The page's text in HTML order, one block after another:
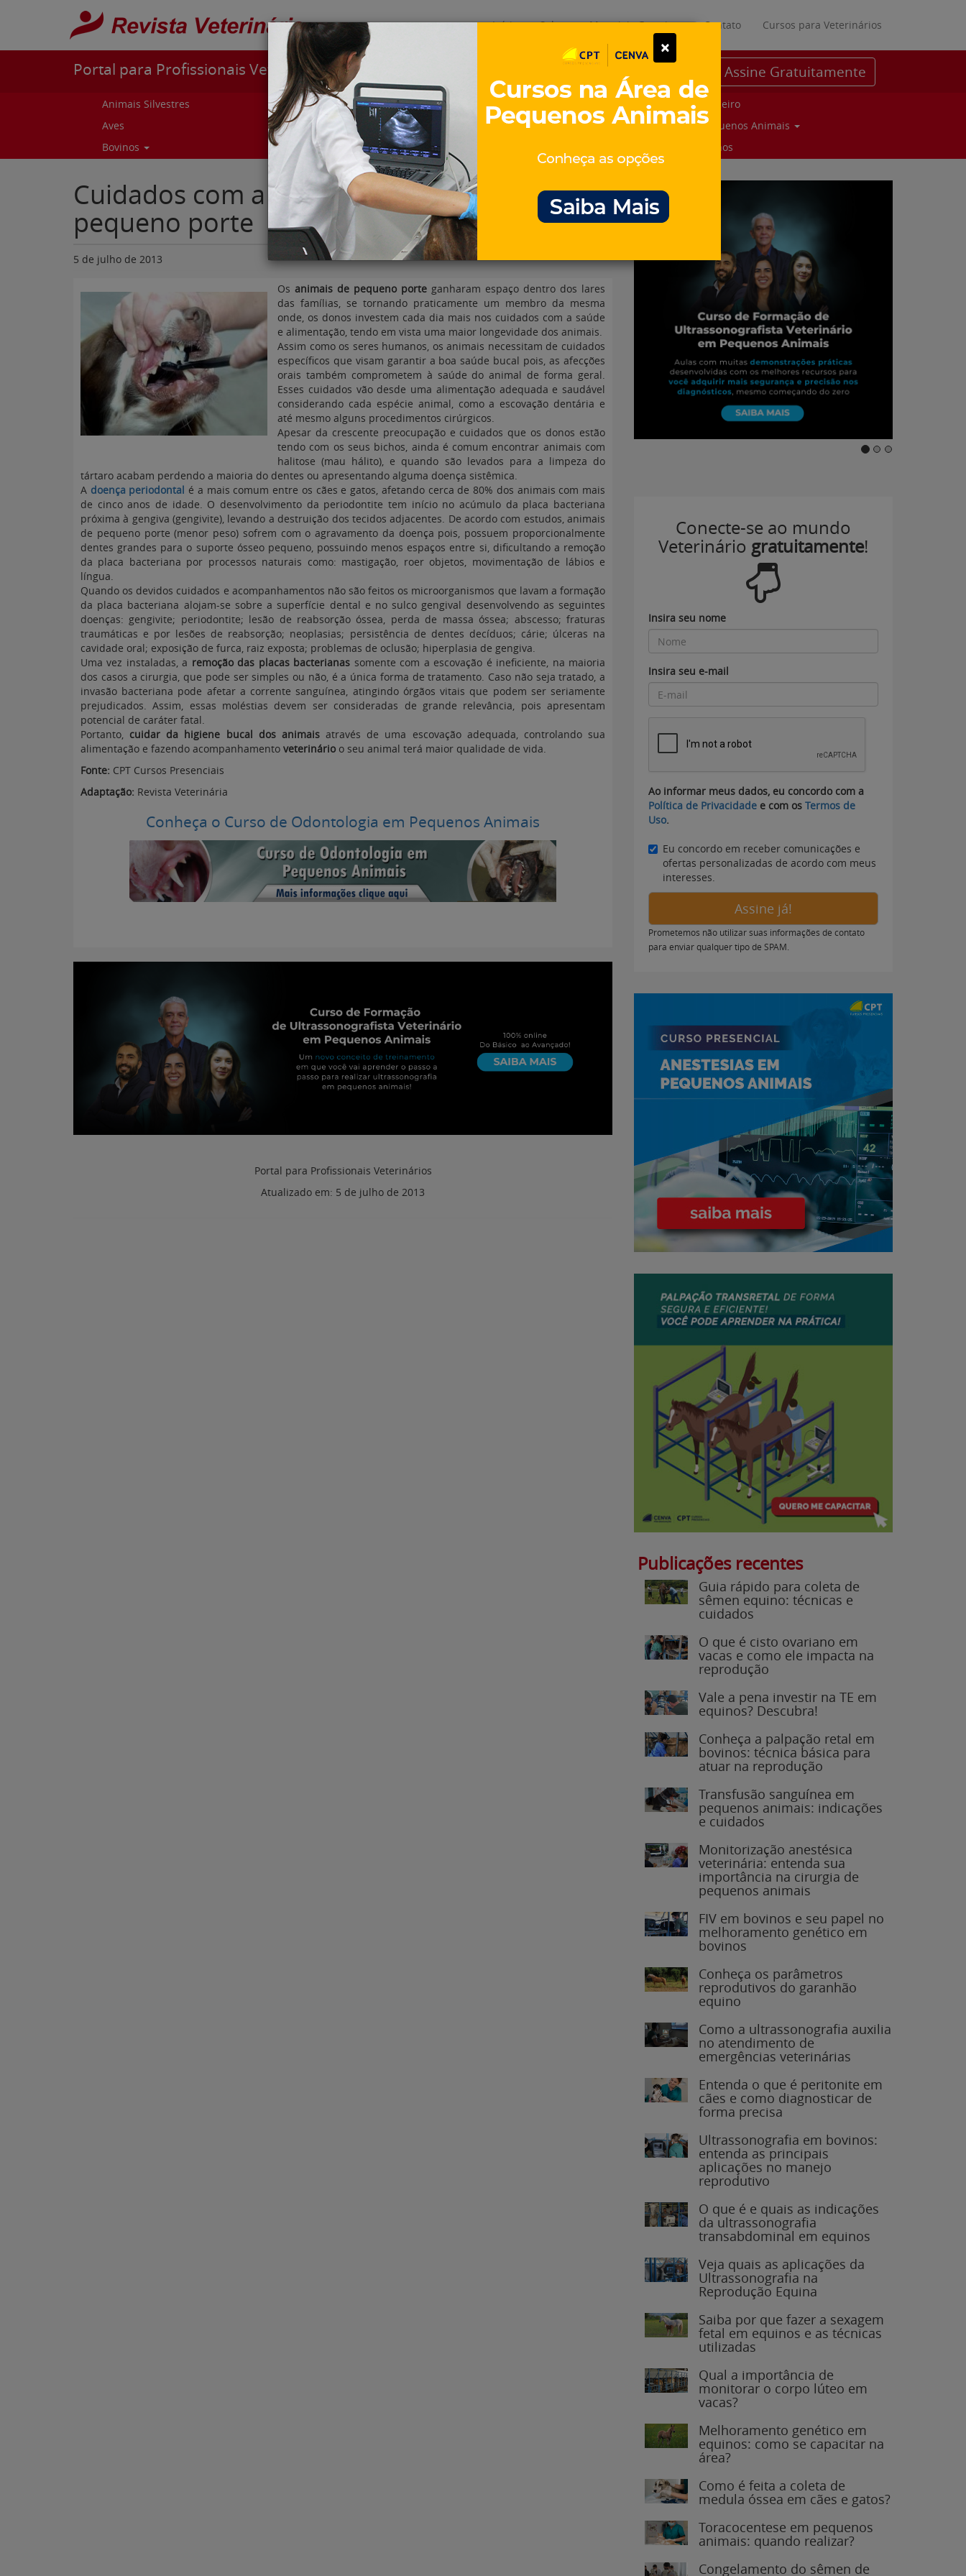
Pular para o conteúdo
Início Sobre Materiais Gratuitos Contato Cursos para Veterinários
Portal para Profissionais Veterinários Assine Gratuitamente
Animais Silvestres
Aves
Bovinos
Caprinos e ovinos
Curiosidades
Cursos e Eventos
Equinos
Parceiro
Pequenos Animais
Suinos
Cuidados com a saúde bucal de animais de
pequeno porte
5 de julho de 2013
Os animais de pequeno porte ganharam espaço dentro dos lares
das famílias, se tornando praticamente um membro da mesma
onde, os donos investem cada dia mais nos cuidados com a saúde
e alimentação, tendo em vista uma maior longevidade dos animais.
Assim como os seres humanos, os animais necessitam de cuidados
específicos que visam garantir a boa saúde bucal pois, as afecções
orais também comprometem à saúde do animal de forma geral.
Esses cuidados vão desde uma alimentação adequada e saudável
considerando cada espécie animal, como a escovação dentária e
até mesmo alguns procedimentos cirúrgicos.
Apesar da crescente preocupação e cuidados que os donos estão
tendo com os seus bichos, ainda é comum encontrar animais com
halitose (mau hálito), e quando são levados para a limpeza do
tártaro acabam perdendo a maioria do dentes ou apresentando alguma doença sistêmica.
A doença periodontal é a mais comum entre os cães e gatos, afetando cerca de 80% dos animais com mais
de cinco anos de idade. O desenvolvimento da periodontite tem início no acúmulo da placa bacteriana
próxima à gengiva (gengivite), levando a destruição dos tecidos adjacentes. De acordo com estudos, animais
de pequeno porte (menor peso) sofrem com o agravamento da doença pois, possuem proporcionalmente
dentes grandes para o suporte ósseo pequeno, possuindo menos espaços entre si, dificultando a remoção
da placa bacteriana por processos naturais como: mastigação, roer objetos, movimentação de lábios e
língua.
Quando os devidos cuidados e acompanhamentos não são feitos os microorganismos que lavam a formação
da placa bacteriana alojam-se sobre a superfície dental e no sulco gengival desenvolvendo as seguintes
doenças: gengivite; periodontite; lesão de reabsorção óssea, perda de massa óssea; abscesso; fraturas
traumáticas e por lesões de reabsorção; neoplasias; persistência de dentes decíduos; cárie; úlceras na
cavidade oral; exposição de furca, raiz exposta; problemas de oclusão; hiperplasia de gengiva.
Uma vez instaladas, a remoção das placas bacterianas somente com a escovação é ineficiente, na maioria
dos casos a cirurgia, que pode ser simples ou não, é a única forma de tratamento. Caso não seja tratado, a
invasão bacteriana pode afetar a corrente sanguínea, atingindo órgãos vitais que podem ser seriamente
prejudicados. Assim, essas moléstias devem ser consideradas de grande relevância, pois apresentam
potencial de caráter fatal.
Portanto, cuidar da higiene bucal dos animaisatravés de uma escovação adequada, controlando sua
alimentação e fazendo acompanhamento veterinário o seu animal terá maior qualidade de vida.
Fonte: CPT Cursos Presenciais
Adaptação: Revista Veterinária
Conheça o Curso de Odontologia em Pequenos Animais
Atualizado em:5 de julho de 2013
Conecte-se ao mundo
Veterinário gratuitamente!
Insira seu nome
Insira seu e-mail
Ao informar meus dados, eu concordo com a
Política de Privacidade e com os Termos de
Uso.
Eu concordo em receber comunicações e
ofertas personalizadas de acordo com meus
interesses.
Assine já!
Prometemos não utilizar suas informações de contato
para enviar qualquer tipo de SPAM.
Publicações recentes
Guia rápido para coleta de
sêmen equino: técnicas e
cuidados
O que é cisto ovariano em
vacas e como ele impacta na
reprodução
Vale a pena investir na TE em
equinos? Descubra!
Conheça a palpação retal em
bovinos: técnica básica para
atuar na reprodução
Transfusão sanguínea em
pequenos animais: indicações
e cuidados
Monitorização anestésica
veterinária: entenda sua
importância na cirurgia de
pequenos animais
FIV em bovinos e seu papel no
melhoramento genético em
bovinos
Conheça os parâmetros
reprodutivos do garanhão
equino
Como a ultrassonografia auxilia
no atendimento de
emergências veterinárias
Entenda o que é peritonite em
cães e como diagnosticar de
forma precisa
Ultrassonografia em bovinos:
entenda as principais
aplicações no manejo
reprodutivo
O que é e quais as indicações
da ultrassonografia
transabdominal em equinos
Veja quais as aplicações da
Ultrassonografia na
Reprodução Equina
Saiba por que fazer a sexagem
fetal em equinos e as técnicas
utilizadas
Qual a importância de
monitorar o corpo lúteo em
vacas?
Melhoramento genético em
equinos: como se capacitar na
área?
Como é feita a coleta de
medula óssea em cães e gatos?
Toracocentese em pequenos
animais: quando realizar?
Congelamento do sêmen de
×